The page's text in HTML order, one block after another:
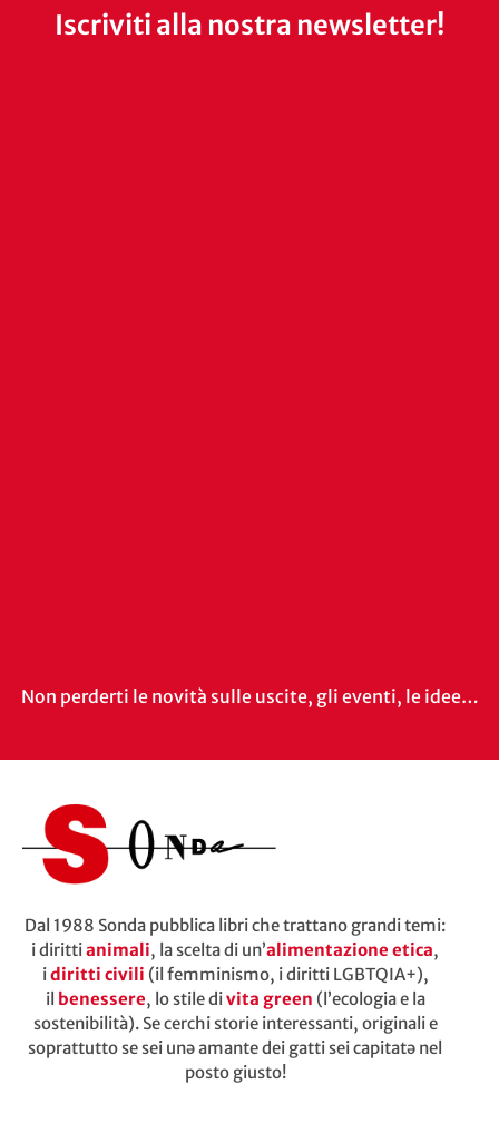
Iscriviti alla nostra newsletter!
Non perderti le novità sulle uscite, gli eventi, le idee…
Dal 1988 Sonda pubblica libri che trattano grandi temi:
i dirittianimali, la scelta di un’alimentazione etica,
idiritti civili (il femminismo, i diritti LGBTQIA+),
il benessere, lo stile divita green (l’ecologia e la
sostenibilità). Se cerchi storie interessanti, originali e
soprattutto se sei unə amante dei gatti sei capitatə nel
posto giusto!